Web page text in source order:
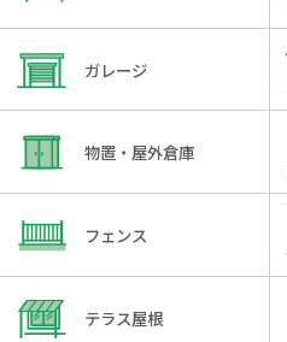
ガレージ
物置・屋外倉庫
フェンス
テラス屋根